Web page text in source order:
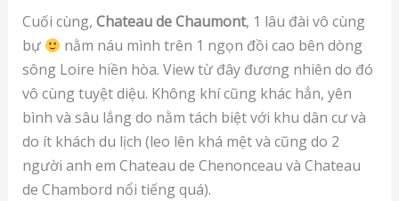
Cuối cùng, Chateau de Chaumont, 1 lâu đài vô cùng
bự
nằm náu mình trên 1 ngọn đồi cao bên dòng
sông Loire hiền hòa. View từ đây đương nhiên do đó
vô cùng tuyệt diệu. Không khí cũng khác hẳn, yên
bình và sâu lắng do nằm tách biệt với khu dân cư và
do ít khách du lịch (leo lên khá mệt và cũng do 2
người anh em Chateau de Chenonceau và Chateau
de Chambord nổi tiếng quá).